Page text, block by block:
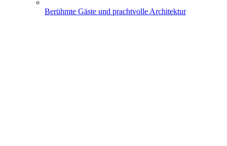
Berühmte Gäste und prachtvolle Architektur